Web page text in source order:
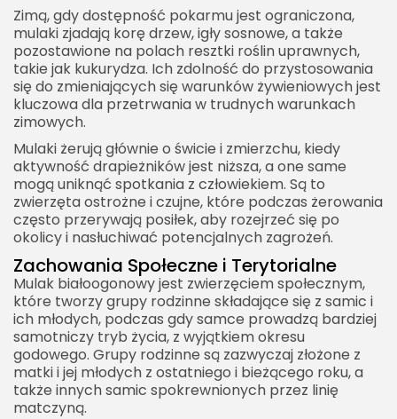
Zimą, gdy dostępność pokarmu jest ograniczona,
mulaki zjadają korę drzew, igły sosnowe, a także
pozostawione na polach resztki roślin uprawnych,
takie jak kukurydza. Ich zdolność do przystosowania
się do zmieniających się warunków żywieniowych jest
kluczowa dla przetrwania w trudnych warunkach
zimowych.
Mulaki żerują głównie o świcie i zmierzchu, kiedy
aktywność drapieżników jest niższa, a one same
mogą uniknąć spotkania z człowiekiem. Są to
zwierzęta ostrożne i czujne, które podczas żerowania
często przerywają posiłek, aby rozejrzeć się po
okolicy i nasłuchiwać potencjalnych zagrożeń.
Zachowania Społeczne i Terytorialne
Mulak białoogonowy jest zwierzęciem społecznym,
które tworzy grupy rodzinne składające się z samic i
ich młodych, podczas gdy samce prowadzą bardziej
samotniczy tryb życia, z wyjątkiem okresu
godowego. Grupy rodzinne są zazwyczaj złożone z
matki i jej młodych z ostatniego i bieżącego roku, a
także innych samic spokrewnionych przez linię
matczyną.